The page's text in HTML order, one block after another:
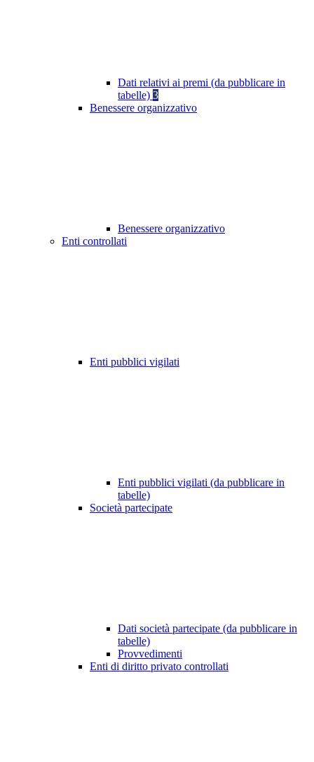
Dati relativi ai premi (da pubblicare in
tabelle) 3
Benessere organizzativo
Benessere organizzativo
Enti controllati
Enti pubblici vigilati
Enti pubblici vigilati (da pubblicare in
tabelle)
Società partecipate
Dati società partecipate (da pubblicare in
tabelle)
Provvedimenti
Enti di diritto privato controllati